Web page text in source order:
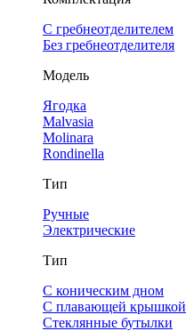
С гребнеотделителем
Без гребнеотделителя
Модель
Ягодка
Malvasia
Molinara
Rondinella
Тип
Ручные
Электрические
Тип
С коническим дном
С плавающей крышкой
Стеклянные бутылки